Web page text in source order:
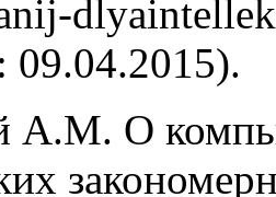
09.04.2015).
А.М. О